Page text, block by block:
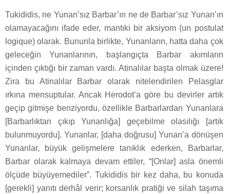
Tukididis, ne Yunan’sız Barbar’ın ne de Barbar’sız Yunan’ın
olamayacağını ifade eder, mantıki bir aksiyom (un postulat
logique) olarak. Bununla birlikte, Yunanların, hatta daha çok
geleceğin Yunanlarının, başlangıçta Barbar akımların
içinden çıktığı bir zaman vardı. Atinalılar başta olmak üzere!
Zira bu Atinalılar Barbar olarak nitelendirilen Pelasglar
ırkına mensuptular. Ancak Herodot’a göre bu devirler artık
geçip gitmişe benziyordu, özellikle Barbarlardan Yunanlara
[Barbarlıktan çıkıp Yunanlığa] geçebilme olasılığı [artık
bulunmuyordu]. Yunanlar, [daha doğrusu] Yunan’a dönüşen
Yunanlar, büyük gelişmelere tanıklık ederken, Barbarlar,
Barbar olarak kalmaya devam ettiler, “[Onlar] asla önemli
ölçüde büyüyemediler”. Tukididis bir kez daha, bu konuda
[gerekli] yanıtı derhâl verir; korsanlık pratiği ve silah taşıma